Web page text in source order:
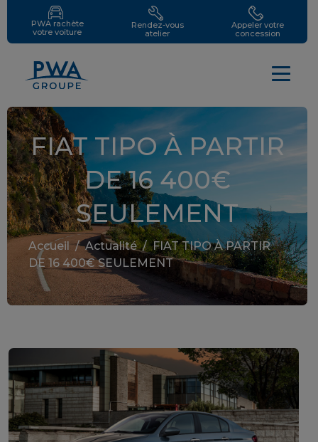
PWA rachète
votre voiture
Rendez-vous
atelier
Appeler votre
concession
FIAT TIPO À PARTIR
DE 16 400€
SEULEMENT
Accueil /Actualité/FIAT TIPO À PARTIR
DE 16 400€ SEULEMENT